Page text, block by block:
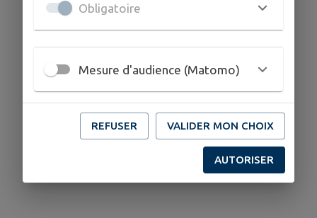
Obligatoire
Mesure d'audience (Matomo)
REFUSER VALIDER MON CHOIX
AUTORISER